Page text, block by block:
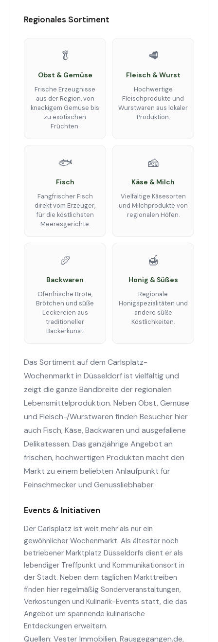
Regionales Sortiment
🥬
Obst & Gemüse
Frische Erzeugnisse
aus der Region, von
knackigem Gemüse bis
zu exotischen
Früchten.
🥩
Fleisch & Wurst
Hochwertige
Fleischprodukte und
Wurstwaren aus lokaler
Produktion.
🐟
Fisch
Fangfrischer Fisch
direkt vom Erzeuger,
für die köstlichsten
Meeresgerichte.
🧀
Käse & Milch
Vielfältige Käsesorten
und Milchprodukte von
regionalen Höfen.
🥖
Backwaren
Ofenfrische Brote,
Brötchen und süße
Leckereien aus
traditioneller
Bäckerkunst.
🍯
Honig & Süßes
Regionale
Honigspezialitäten und
andere süße
Köstlichkeiten.
Das Sortiment auf dem Carlsplatz-
Wochenmarkt in Düsseldorf ist vielfältig und
zeigt die ganze Bandbreite der regionalen
Lebensmittelproduktion. Neben Obst, Gemüse
und Fleisch-/Wurstwaren finden Besucher hier
auch Fisch, Käse, Backwaren und ausgefallene
Delikatessen. Das ganzjährige Angebot an
frischen, hochwertigen Produkten macht den
Markt zu einem beliebten Anlaufpunkt für
Feinschmecker und Genussliebhaber.
Events & Initiativen
Der Carlsplatz ist weit mehr als nur ein
gewöhnlicher Wochenmarkt. Als ältester noch
betriebener Marktplatz Düsseldorfs dient er als
lebendiger Treffpunkt und Kommunikationsort in
der Stadt. Neben dem täglichen Markttreiben
finden hier regelmäßig Sonderveranstaltungen,
Verkostungen und Kulinarik-Events statt, die das
Angebot um spannende kulinarische
Entdeckungen erweitern.
Quellen: Vester Immobilien, Rausgegangen.de,